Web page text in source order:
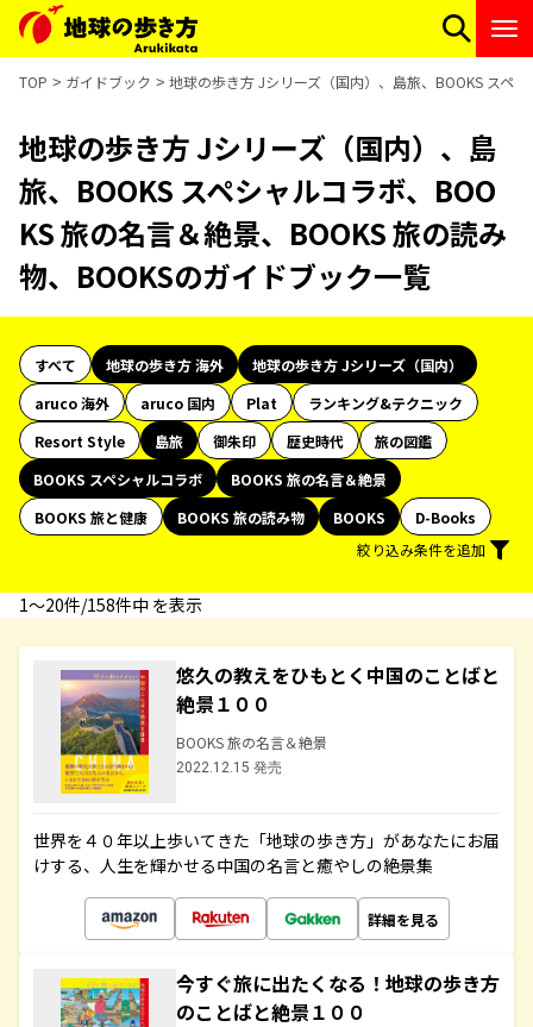
TOP ガイドブック 地球の歩き方 Jシリーズ（国内）、島旅、BOOKS スペ
地球の歩き方 Jシリーズ（国内）、島
旅、BOOKS スペシャルコラボ、BOO
KS 旅の名言＆絶景、BOOKS 旅の読み
物、BOOKSのガイドブック一覧
すべて 地球の歩き方 海外
地球の歩き方 Jシリーズ（国内）
aruco 海外
aruco 国内 Plat
ランキング&テクニック
Resort Style
島旅 御朱印 歴史時代
旅の図鑑
BOOKS スペシャルコラボ
BOOKS 旅の名言＆絶景
BOOKS 旅と健康
BOOKS 旅の読み物 BOOKS
D-Books
絞り込み条件を追加
1〜20件/158件中 を表示
悠久の教えをひもとく中国のことばと
絶景１００
BOOKS 旅の名言＆絶景
2022.12.15 発売
世界を４０年以上歩いてきた「地球の歩き方」があなたにお届
けする、人生を輝かせる中国の名言と癒やしの絶景集
詳細を見る
今すぐ旅に出たくなる！地球の歩き方
のことばと絶景１００